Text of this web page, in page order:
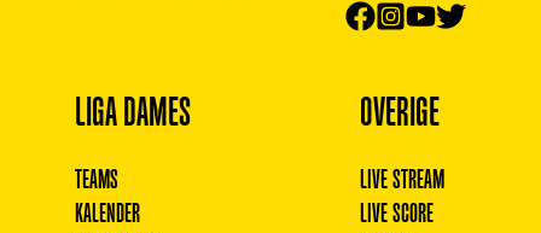
LIGA DAMES
TEAMS
KALENDER
OVERIGE
LIVE STREAM
LIVE SCORE